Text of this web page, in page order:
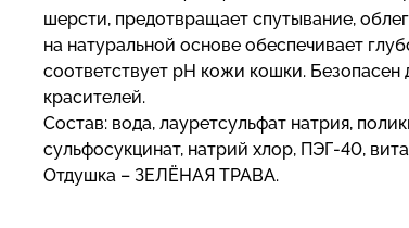
шерсти, предотвращает спутывание,
на натуральной основе обеспечивает
соответствует pH кожи кошки.
красителей.
Состав: вода, лауретсульфат натрия,
сульфосукцинат, натрий хлор, ПЭГ-40,
Отдушка – ЗЕЛЁНАЯ ТРАВА.